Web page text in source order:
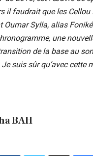
il faudrait que les
Oumar Sylla, alias
une
de la base au
suis sûr qu’avec cette
BAH